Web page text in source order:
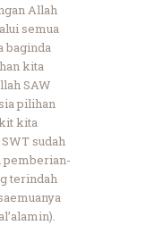
Allah
semua
baginda
kita
SAW
pilihan
kita
sudah
pemberian-
terindah